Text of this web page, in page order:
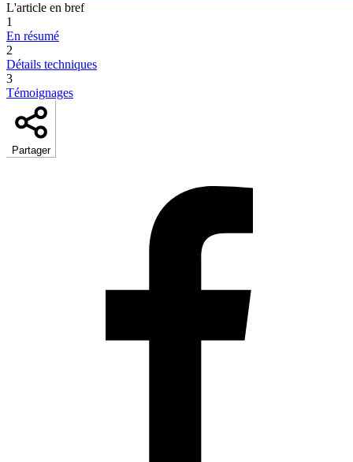
L'article en bref
1
En résumé
2
Détails techniques
3
Témoignages
Partager